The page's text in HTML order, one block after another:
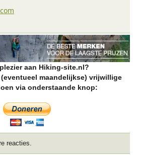
aan Hiking-site.nl?
maandelijkse) vrijwillige
via onderstaande knop:
reacties.